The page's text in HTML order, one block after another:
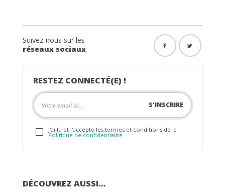
Suivez-nous sur les
réseaux sociaux
RESTEZ CONNECTÉ(E) !
J'ai lu et j'accepte les termes et conditions de la
Politique de confidentialité
DÉCOUVREZ AUSSI…